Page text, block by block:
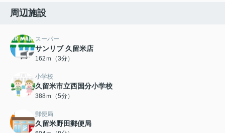
周辺施設
スーパー
サンリブ 久留米店
162ｍ（3分）
小学校
久留米市立西国分小学校
388ｍ（5分）
郵便局
久留米野田郵便局